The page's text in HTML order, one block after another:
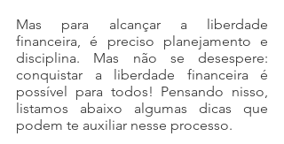
Mas para alcançar a liberdade
financeira, é preciso planejamento e
disciplina. Mas não se desespere:
conquistar a liberdade financeira é
possível para todos! Pensando nisso,
listamos abaixo algumas dicas que
podem te auxiliar nesse processo.